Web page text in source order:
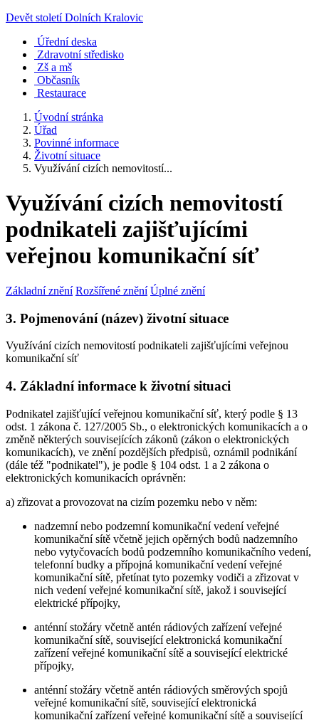
Devět století Dolních Kralovic
Úřední deska
Zdravotní středisko
Zš a mš
Občasník
Restaurace
Úvodní stránka
Úřad
Povinné informace
Životní situace
Využívání cizích nemovitostí...
Využívání cizích nemovitostí
podnikateli zajišťujícími
veřejnou komunikační síť
Základní znění Rozšířené znění Úplné znění
3. Pojmenování (název) životní situace
Využívání cizích nemovitostí podnikateli zajišťujícími veřejnou
komunikační síť
4. Základní informace k životní situaci
Podnikatel zajišťující veřejnou komunikační síť, který podle § 13
odst. 1 zákona č. 127/2005 Sb., o elektronických komunikacích a o
změně některých souvisejících zákonů (zákon o elektronických
komunikacích), ve znění pozdějších předpisů, oznámil podnikání
(dále též "podnikatel"), je podle § 104 odst. 1 a 2 zákona o
elektronických komunikacích oprávněn:
a) zřizovat a provozovat na cizím pozemku nebo v něm:
nadzemní nebo podzemní komunikační vedení veřejné
komunikační sítě včetně jejich opěrných bodů nadzemního
nebo vytyčovacích bodů podzemního komunikačního vedení,
telefonní budky a přípojná komunikační vedení veřejné
komunikační sítě, přetínat tyto pozemky vodiči a zřizovat v
nich vedení veřejné komunikační sítě, jakož i související
elektrické přípojky,
anténní stožáry včetně antén rádiových zařízení veřejné
komunikační sítě, související elektronická komunikační
zařízení veřejné komunikační sítě a související elektrické
přípojky,
anténní stožáry včetně antén rádiových směrových spojů
veřejné komunikační sítě, související elektronická
komunikační zařízení veřejné komunikační sítě a související